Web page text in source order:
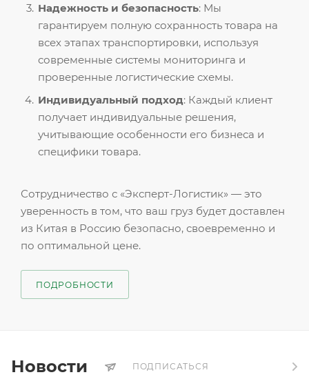
Надежность и безопасность: Мы
гарантируем полную сохранность товара на
всех этапах транспортировки, используя
современные системы мониторинга и
проверенные логистические схемы.
Индивидуальный подход: Каждый клиент
получает индивидуальные решения,
учитывающие особенности его бизнеса и
специфики товара.
Сотрудничество с «Эксперт-Логистик» — это
уверенность в том, что ваш груз будет доставлен
из Китая в Россию безопасно, своевременно и
по оптимальной цене.
ПОДРОБНОСТИ
Новости ПОДПИСАТЬСЯ